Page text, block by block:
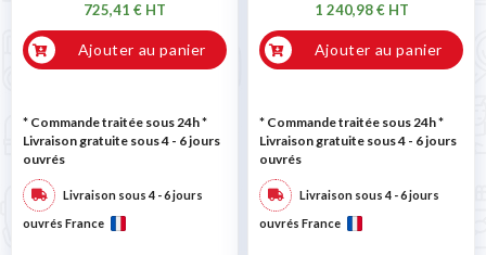
725,41 € HT
Ajouter au panier
* Commande traitée sous 24h*
Livraison gratuite sous 4 - 6 jours
ouvrés
Livraison sous 4 - 6 jours
ouvrés France
1 240,98 € HT
Ajouter au panier
* Commande traitée sous 24h*
Livraison gratuite sous 4 - 6 jours
ouvrés
Livraison sous 4 - 6 jours
ouvrés France